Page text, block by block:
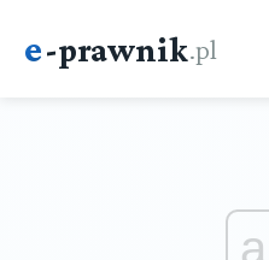
e-prawnik.pl